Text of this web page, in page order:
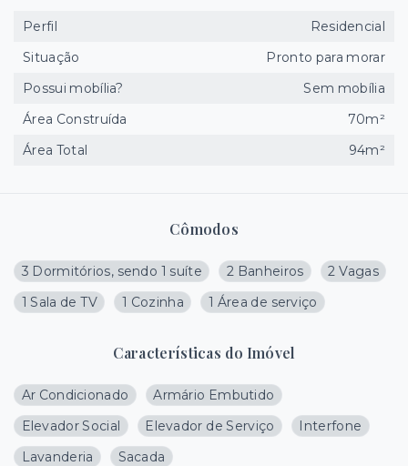
Cômodos
3 Dormitórios, sendo 1 suíte 2 Banheiros
2 Vagas
1 Sala de TV
1 Cozinha 1 Área de serviço
Características do Imóvel
Ar Condicionado
Armário Embutido
Elevador Social
Elevador de Serviço
Interfone
Lavanderia
Sacada
Perfil
Residencial
Situação
Pronto para morar
Possui mobília?
Sem mobília
Área Construída
70m²
Área Total
94m²